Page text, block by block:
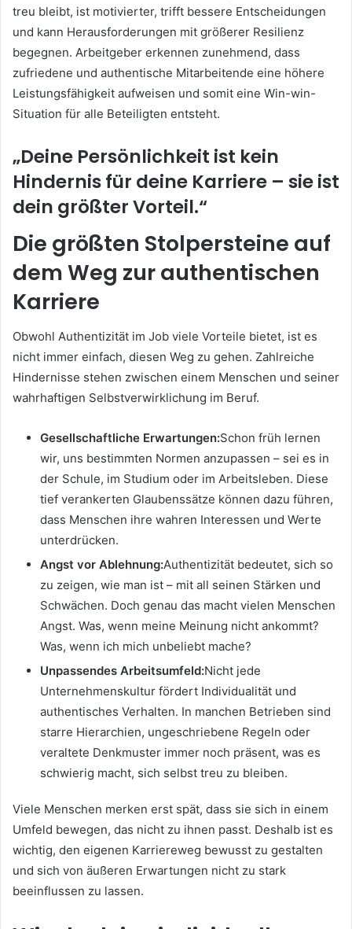
treu bleibt, ist motivierter, trifft bessere Entscheidungen
und kann Herausforderungen mit größerer Resilienz
begegnen. Arbeitgeber erkennen zunehmend, dass
zufriedene und authentische Mitarbeitende eine höhere
Leistungsfähigkeit aufweisen und somit eine Win-win-
Situation für alle Beteiligten entsteht.
„Deine Persönlichkeit ist kein
Hindernis für deine Karriere – sie ist
dein größter Vorteil.“
Die größten Stolpersteine auf
dem Weg zur authentischen
Karriere
Obwohl Authentizität im Job viele Vorteile bietet, ist es
nicht immer einfach, diesen Weg zu gehen. Zahlreiche
Hindernisse stehen zwischen einem Menschen und seiner
wahrhaftigen Selbstverwirklichung im Beruf.
Gesellschaftliche Erwartungen:Schon früh lernen
wir, uns bestimmten Normen anzupassen – sei es in
der Schule, im Studium oder im Arbeitsleben. Diese
tief verankerten Glaubenssätze können dazu führen,
dass Menschen ihre wahren Interessen und Werte
unterdrücken.
Angst vor Ablehnung:Authentizität bedeutet, sich so
zu zeigen, wie man ist – mit all seinen Stärken und
Schwächen. Doch genau das macht vielen Menschen
Angst. Was, wenn meine Meinung nicht ankommt?
Was, wenn ich mich unbeliebt mache?
Unpassendes Arbeitsumfeld:Nicht jede
Unternehmenskultur fördert Individualität und
authentisches Verhalten. In manchen Betrieben sind
starre Hierarchien, ungeschriebene Regeln oder
veraltete Denkmuster immer noch präsent, was es
schwierig macht, sich selbst treu zu bleiben.
Viele Menschen merken erst spät, dass sie sich in einem
Umfeld bewegen, das nicht zu ihnen passt. Deshalb ist es
wichtig, den eigenen Karriereweg bewusst zu gestalten
und sich von äußeren Erwartungen nicht zu stark
beeinflussen zu lassen.